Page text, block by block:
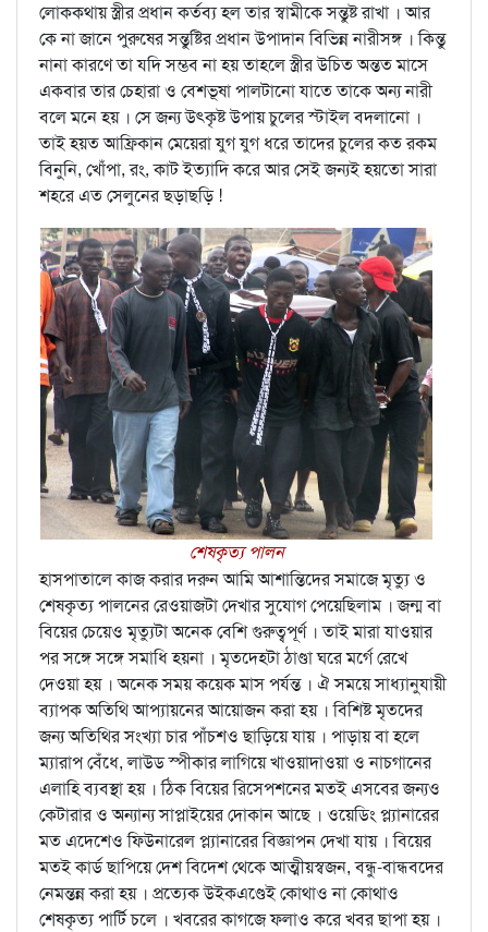
লোককথায় স্ত্রীর প্রধান কর্তব্য হল তার স্বামীকে সন্তুষ্ট রাখা । আর
কে না জানে পুরুষের সন্তুষ্টির প্রধান উপাদান বিভিন্ন নারীসঙ্গ । কিন্তু
নানা কারণে তা যদি সম্ভব না হয় তাহলে স্ত্রীর উচিত অন্তত মাসে
একবার তার চেহারা ও বেশভূষা পালটানো যাতে তাকে অন্য নারী
বলে মনে হয় । সে জন্য উত্কৃষ্ট উপায় চুলের স্টাইল বদলানো ।
তাই হয়ত আফ্রিকান মেয়েরা যুগ যুগ ধরে তাদের চুলের কত রকম
বিনুনি, খোঁপা, রং, কাট ইত্যাদি করে আর সেই জন্যই হয়তো সারা
শহরে এত সেলুনের ছড়াছড়ি !
শেষকৃত্য পালন
হাসপাতালে কাজ করার দরুন আমি আশান্তিদের সমাজে মৃত্যু ও
শেষকৃত্য পালনের রেওয়াজটা দেখার সুযোগ পেয়েছিলাম । জন্ম বা
বিয়ের চেয়েও মৃত্যুটা অনেক বেশি গুরুত্বপূর্ণ । তাই মারা যাওয়ার
পর সঙ্গে সঙ্গে সমাধি হয়না । মৃতদেহটা ঠাণ্ডা ঘরে মর্গে রেখে
দেওয়া হয় । অনেক সময় কয়েক মাস পর্যন্ত । ঐ সময়ে সাধ্যানুযায়ী
ব্যাপক অতিথি আপ্যায়নের আয়োজন করা হয় । বিশিষ্ট মৃতদের
জন্য অতিথির সংখ্যা চার পাঁচশও ছাড়িয়ে যায় । পাড়ায় বা হলে
ম্যারাপ বেঁধে, লাউড স্পীকার লাগিয়ে খাওয়াদাওয়া ও নাচগানের
এলাহি ব্যবস্থা হয় । ঠিক বিয়ের রিসেপশনের মতই এসবের জন্যও
কেটারার ও অন্যান্য সাপ্লাইয়ের দোকান আছে । ওয়েডিং প্ল্যানারের
মত এদেশেও ফিউনারেল প্ল্যানারের বিজ্ঞাপন দেখা যায় । বিয়ের
মতই কার্ড ছাপিয়ে দেশ বিদেশ থেকে আত্মীয়স্বজন, বন্ধু-বান্ধবদের
নেমন্তন্ন করা হয় । প্রত্যেক উইকএণ্ডেই কোথাও না কোথাও
শেষকৃত্য পার্টি চলে । খবরের কাগজে ফলাও করে খবর ছাপা হয় ।